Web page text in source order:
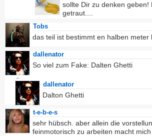
sollte Dir zu denken
getraut....
Tobs
das teil ist bestimmt en halben meter
dallenator
So viel zum Fake: Dalten Ghetti
dallenator
Dalton Ghetti
t-e-b-e-s
sehr hübsch. aber allein die
feinmotorisch zu arbeiten macht